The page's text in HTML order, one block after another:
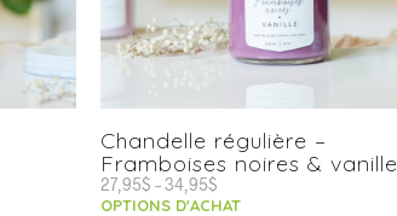
Chandelle régulière –
Framboises noires & vanille
27,95$ –34,95$
OPTIONS D'ACHAT